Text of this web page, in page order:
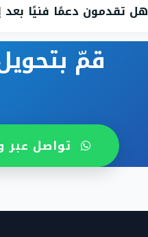
هل تقدمون دعمًا فنيًا بعد
قمّ
تواصل عبر